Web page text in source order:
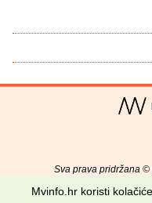
Sva prava pridržana ©
Mvinfo.hr koristi